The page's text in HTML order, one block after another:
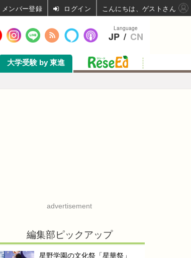
大学受験 by 東進
advertisement
編集部ピックアップ
星野学園の文化祭「星華祭」
Language
JP / CN
ログイン こんにちは、ゲストさん